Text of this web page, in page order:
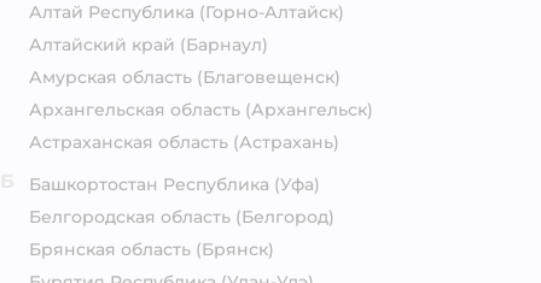
Алтай Республика (Горно-Алтайск)
Алтайский край (Барнаул)
Амурская область (Благовещенск)
Архангельская область (Архангельск)
Астраханская область (Астрахань)
Башкортостан Республика (Уфа)
Белгородская область (Белгород)
Брянская область (Брянск)